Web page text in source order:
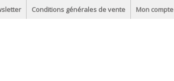
Conditions générales de vente Mon compte